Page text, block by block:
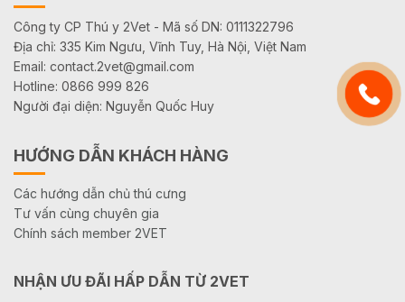
Công ty CP Thú y 2Vet - Mã số DN: 0111322796
Địa chỉ: 335 Kim Ngưu, Vĩnh Tuy, Hà Nội, Việt Nam
Email: contact.2vet@gmail.com
Hotline: 0866 999 826
Người đại diện: Nguyễn Quốc Huy
HƯỚNG DẪN KHÁCH HÀNG
Các hướng dẫn chủ thú cưng
Tư vấn cùng chuyên gia
Chính sách member 2VET
NHẬN ƯU ĐÃI HẤP DẪN TỪ 2VET